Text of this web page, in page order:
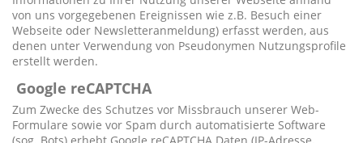
von uns vorgegebenen Ereignissen wie z.B. Besuch einer
Webseite oder Newsletteranmeldung) erfasst werden, aus
denen unter Verwendung von Pseudonymen Nutzungsprofile
erstellt werden.
Google reCAPTCHA
Zum Zwecke des Schutzes vor Missbrauch unserer Web-
Formulare sowie vor Spam durch automatisierte Software